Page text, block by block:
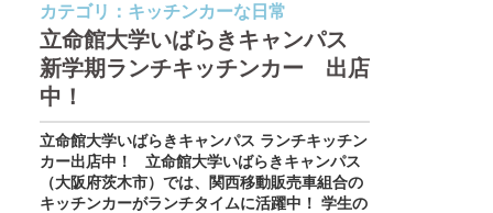
カテゴリ： キッチンカーな日常
立命館大学いばらきキャンパス
新学期ランチキッチンカー 出店
中！
立命館大学いばらきキャンパス ランチキッチン
カー出店中！ 立命館大学いばらきキャンパス
（大阪府茨木市）では、関西移動販売車組合の
キッチンカーがランチタイムに活躍中！ 学生の